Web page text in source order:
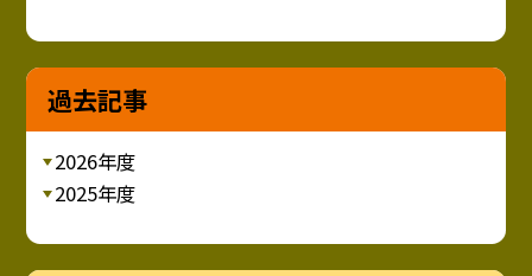
過去記事
2026年度
2025年度